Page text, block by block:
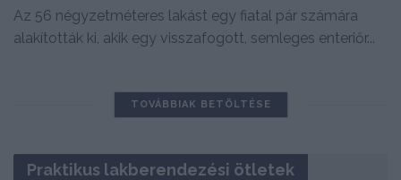
Az 56 négyzetméteres lakást egy fiatal pár számára
alakították ki, akik egy visszafogott, semleges enteriőr...
TOVÁBBIAK BETÖLTÉSE
Praktikus lakberendezési ötletek